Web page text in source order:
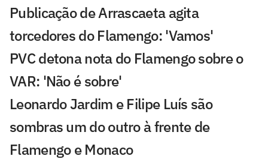
Publicação de Arrascaeta agita
torcedores do Flamengo: 'Vamos'
PVC detona nota do Flamengo sobre o
VAR: 'Não é sobre'
Leonardo Jardim e Filipe Luís são
sombras um do outro à frente de
Flamengo e Monaco